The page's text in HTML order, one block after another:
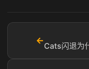
←
Cats闪退为